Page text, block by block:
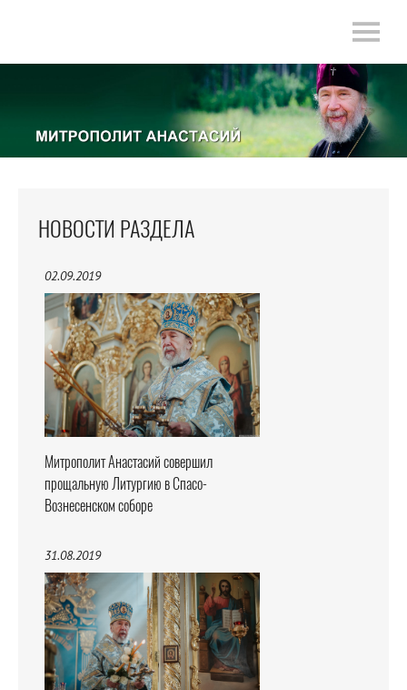
НОВОСТИ РАЗДЕЛА
02.09.2019
Митрополит Анастасий совершил
прощальную Литургию в Спасо-
Вознесенском соборе
31.08.2019